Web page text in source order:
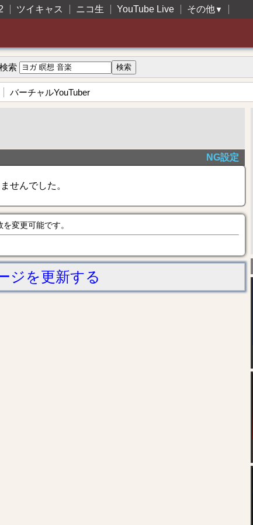
ツイキャス ニコ生 YouTube Live その他▼
検索
バーチャルYouTuber
NG設定
せんでした。
変更可能です。
ジを更新する